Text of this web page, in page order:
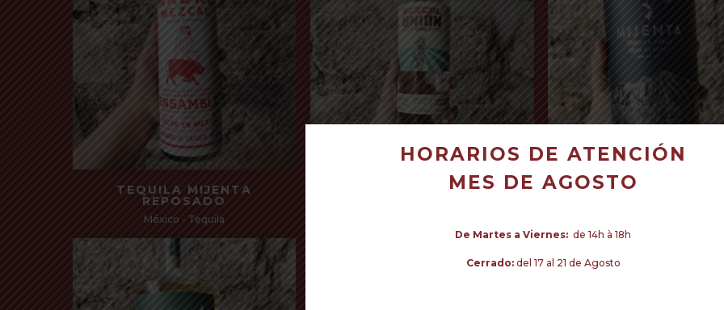
Read more Read more Read more
TEQUILA MIJENTA
REPOSADO
México - Tequila
HORARIOS DE ATENCIÓN
MES DE AGOSTO
De Martes a Viernes: de 14h à 18h
Cerrado: del 17 al 21 de Agosto